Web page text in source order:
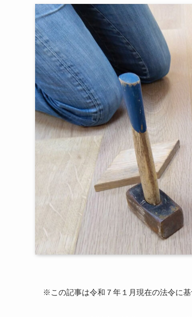
※この記事は令和７年１月現在の法令に基